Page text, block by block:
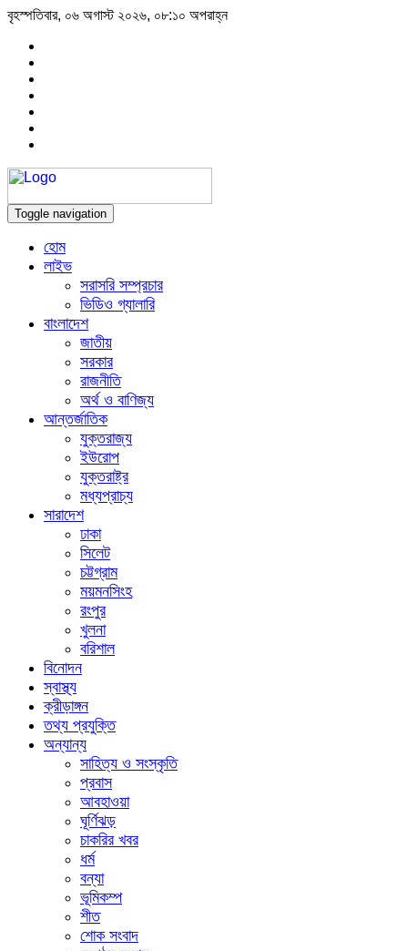
বৃহস্পতিবার, ০৬ অগাস্ট ২০২৬, ০৮:১০ অপরাহ্ন
Toggle navigation
হোম
লাইভ
সরাসরি সম্প্রচার
ভিডিও গ্যালারি
বাংলাদেশ
জাতীয়
সরকার
রাজনীতি
অর্থ ও বাণিজ্য
আন্তর্জাতিক
যুক্তরাজ্য
ইউরোপ
যুক্তরাষ্ট্র
মধ্যপ্রাচ্য
সারাদেশ
ঢাকা
সিলেট
চট্টগ্রাম
ময়মনসিংহ
রংপুর
খুলনা
বরিশাল
বিনোদন
স্বাস্থ্য
ক্রীড়াঙ্গন
তথ্য প্রযুক্তি
অন্যান্য
সাহিত্য ও সংস্কৃতি
প্রবাস
আবহাওয়া
ঘূর্ণিঝড়
চাকরির খবর
ধর্ম
বন্যা
ভূমিকম্প
শীত
শোক সংবাদ